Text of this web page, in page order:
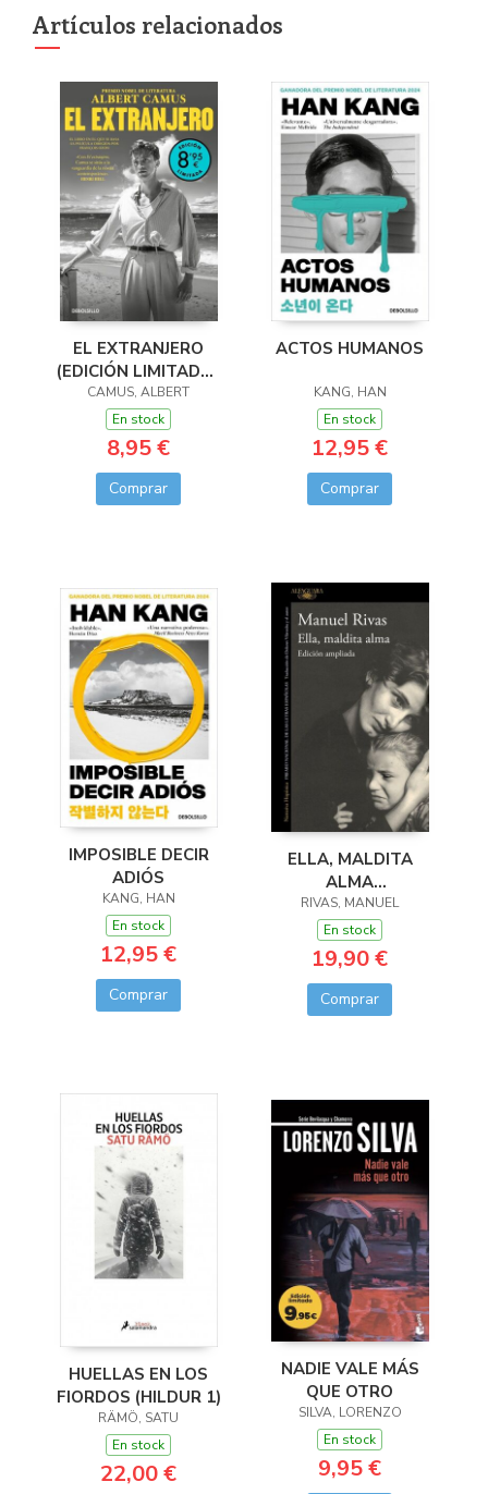
Artículos relacionados
EL EXTRANJERO
(EDICIÓN LIMITADA ·
VERANO)
CAMUS, ALBERT
En stock
8,95 €
Comprar
ACTOS HUMANOS
KANG, HAN
En stock
12,95 €
Comprar
IMPOSIBLE DECIR
ADIÓS
KANG, HAN
En stock
12,95 €
Comprar
ELLA, MALDITA
ALMA
(ED.AMPLIADA)
RIVAS, MANUEL
En stock
19,90 €
Comprar
HUELLAS EN LOS
FIORDOS (HILDUR 1)
RÄMÖ, SATU
En stock
22,00 €
NADIE VALE MÁS
QUE OTRO
SILVA, LORENZO
En stock
9,95 €